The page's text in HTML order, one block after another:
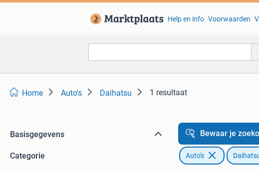
Help en info Voorwaarden
Home Auto's Daihatsu 1 resultaat
Basisgegevens
Categorie
Bewaar je
Auto's